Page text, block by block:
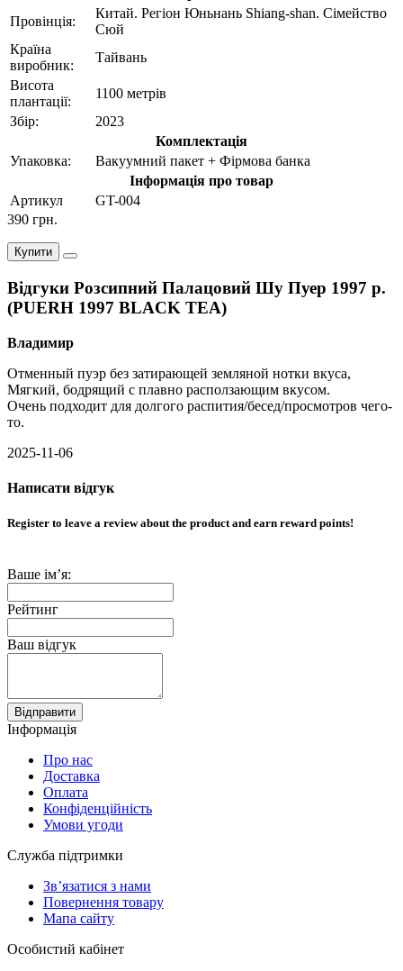
Провінція:
Китай. Регіон Юньнань Shiang-shan. Сімейство
Сюй
Країна
виробник:
Тайвань
Висота
плантації:
1100 метрів
Збiр:
2023
Комплектація
Упаковка:
Вакуумний пакет + Фірмова банка
Інформація про товар
Артикул
GT-004
390 грн.
Купити
Відгуки Розсипний Палацовий Шу Пуер 1997 р.
(PUERH 1997 BLACK TEA)
Владимир
Отменный пуэр без затирающей земляной нотки вкуса,
Мягкий, бодрящий с плавно расползающим вкусом.
Очень подходит для долгого распития/бесед/просмотров чего-
то.
2025-11-06
Написати відгук
Register to leave a review about the product and earn reward points!
Ваше ім’я:
Рейтинг
Ваш відгук
Відправити
Інформація
Про нас
Доставка
Оплата
Конфіденційність
Умови угоди
Служба підтримки
Зв’язатися з нами
Повернення товару
Мапа сайту
Особистий кабінет